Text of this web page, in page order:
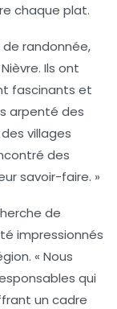
chaque plat.
randonnée,
Ils ont
fascinants et
arpenté des
villages
des
savoir-faire. »
de
impressionnés
« Nous
qui
un cadre